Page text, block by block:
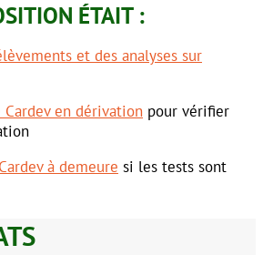
ÉTAIT :
et des analyses sur
en dérivation pour vérifier
à demeure si les tests sont